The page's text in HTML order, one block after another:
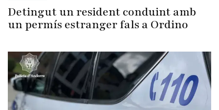
Detingut un resident conduint amb
un permís estranger fals a Ordino